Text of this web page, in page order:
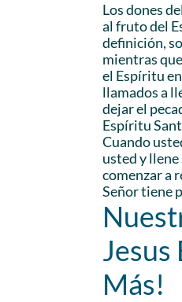
Los dones
al fruto del
definición,
mientras
el Espíritu
llamados a
dejar el
Espíritu
Cuando
usted y
comenzar a
Señor tiene
Jesus
Más!